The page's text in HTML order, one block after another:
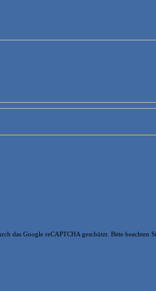
das Google reCAPTCHA geschützt. Bitte beachten